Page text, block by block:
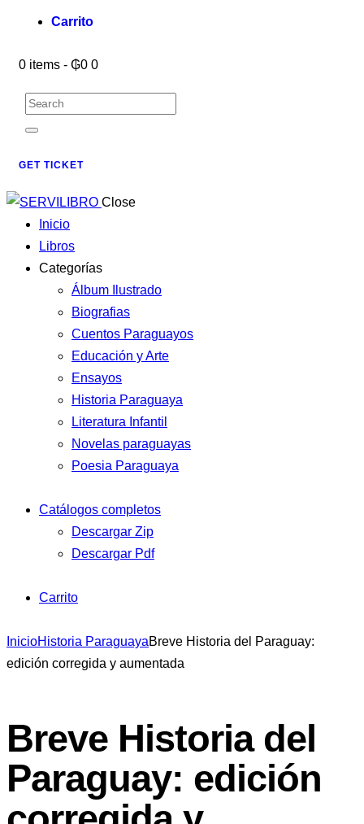
Carrito
0 items - ₲0 0
GET TICKET
Close
Inicio
Libros
Categorías
Álbum Ilustrado
Biografias
Cuentos Paraguayos
Educación y Arte
Ensayos
Historia Paraguaya
Literatura Infantil
Novelas paraguayas
Poesia Paraguaya
Catálogos completos
Descargar Zip
Descargar Pdf
Carrito
InicioHistoria ParaguayaBreve Historia del Paraguay:
edición corregida y aumentada
Breve Historia del
Paraguay: edición